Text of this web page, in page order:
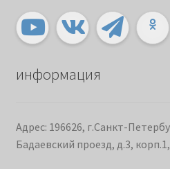
информация
Адрес: 196626, г.Санкт-
Бадаевский проезд, д.3,